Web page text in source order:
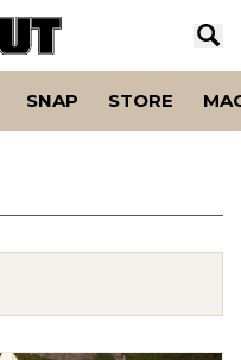
SNAP STORE